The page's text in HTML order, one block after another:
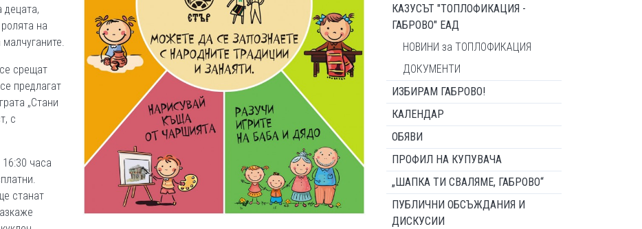
децата,
на
срещат
предлагат
„Стани
с
часа
станат
КАЗУСЪТ "ТОПЛОФИКАЦИЯ -
ГАБРОВО" ЕАД
НОВИНИ за ТОПЛОФИКАЦИЯ
ДОКУМЕНТИ
ИЗБИРАМ ГАБРОВО!
КАЛЕНДАР
ОБЯВИ
ПРОФИЛ НА КУПУВАЧА
„ШАПКА ТИ СВАЛЯМЕ, ГАБРОВО“
ПУБЛИЧНИ ОБСЪЖДАНИЯ И
ДИСКУСИИ